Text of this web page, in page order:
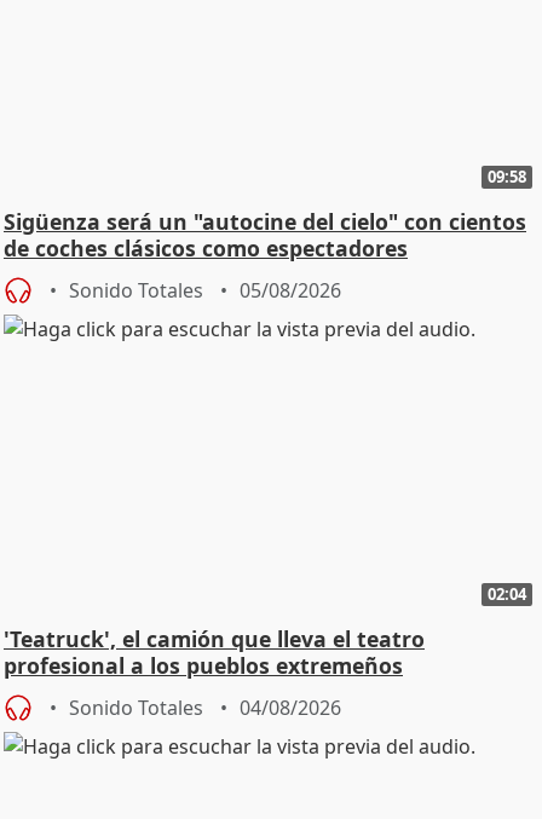
09:58
Sigüenza será un "autocine del cielo" con cientos
de coches clásicos como espectadores
Sonido Totales 05/08/2026
02:04
'Teatruck', el camión que lleva el teatro
profesional a los pueblos extremeños
Sonido Totales 04/08/2026